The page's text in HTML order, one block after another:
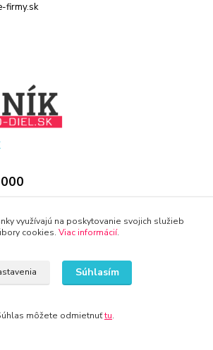
firmy.sk
práva vyhradené KAMENIK.SK
využívajú na poskytovanie svojich služieb
cookies. Viac informácií.
Súhlasím
môžete odmietnuťtu.